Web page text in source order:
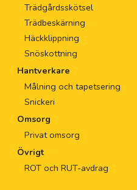
Trädgårdsskötsel
Trädbeskärning
Häckklippning
Snöskottning
Hantverkare
Målning och tapetsering
Snickeri
Omsorg
Privat omsorg
Övrigt
ROT och RUT-avdrag